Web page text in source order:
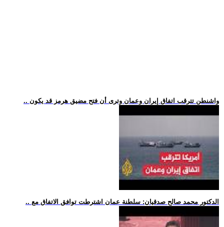
.. واشنطن تترقب اتفاق إيران وعمان وترى أن فتح مضيق هرمز قد يكون
.. الدكتور محمد صالح صدقيان: سلطنة عمان اشترطت توافق الاتفاق مع